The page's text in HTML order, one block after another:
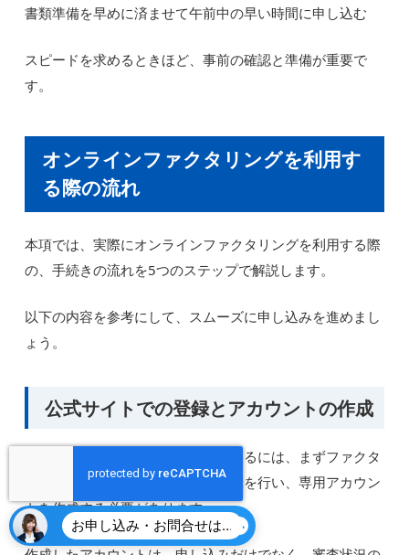
書類準備を早めに済ませて午前中の早い時間に申し込む
スピードを求めるときほど、事前の確認と準備が重要で
す。
オンラインファクタリングを利用す
る際の流れ
本項では、実際にオンラインファクタリングを利用する際
の、手続きの流れを5つのステップで解説します。
以下の内容を参考にして、スムーズに申し込みを進めまし
ょう。
公式サイトでの登録とアカウントの作成
オンラインファクタリングを利用するには、まずファクタ
リング会社の公式サイトで会員登録を行い、専用アカウン
トを作成する必要があります。
お申し込み・お問合せはこちら